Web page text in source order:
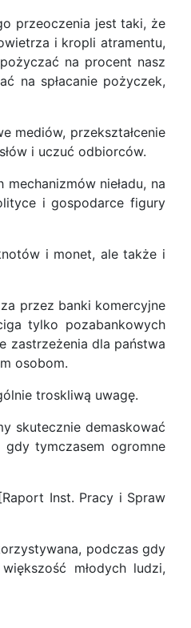
przeoczenia jest taki, że
i kropli atramentu,
na procent nasz
na spłacanie pożyczek,
mediów, przekształcenie
i uczuć odbiorców.
nieładu, na
i gospodarce figury
i monet, ale także i
przez banki komercyjne
tylko pozabankowych
zastrzeżenia dla państwa
osobom.
troskliwą uwagę.
skutecznie demaskować
tymczasem ogromne
Inst. Pracy i Spraw
podczas gdy
młodych ludzi,